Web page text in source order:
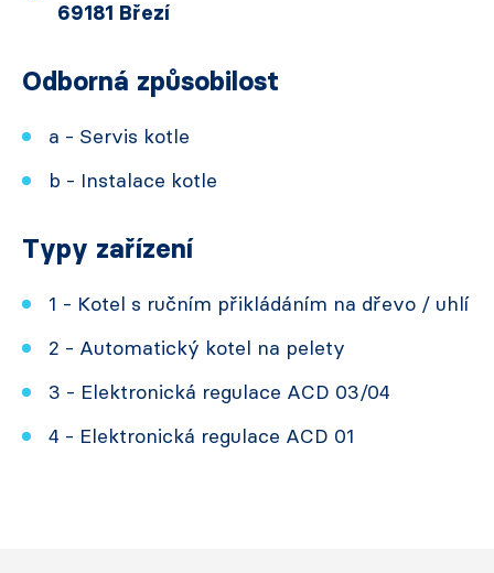
69181 Březí
Odborná způsobilost
a - Servis kotle
b - Instalace kotle
Typy zařízení
1 - Kotel s ručním přikládáním na dřevo / uhlí
2 - Automatický kotel na pelety
3 - Elektronická regulace ACD 03/04
4 - Elektronická regulace ACD 01